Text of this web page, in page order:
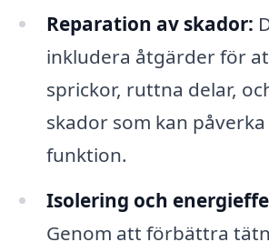
Reparation av skador:
inkludera åtgärder för
sprickor, ruttna delar,
skador som kan
funktion.
Isolering och
Genom att förbättra